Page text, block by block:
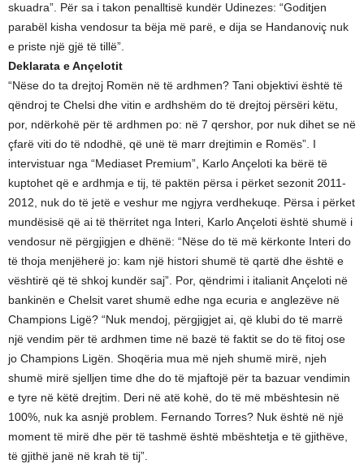
skuadra”. Për sa i takon penalltisë kundër Udinezes: “Goditjen
parabël kisha vendosur ta bëja më parë, e dija se Handanoviç nuk
e priste një gjë të tillë”.
Deklarata e Ançelotit
“Nëse do ta drejtoj Romën në të ardhmen? Tani objektivi është të
qëndroj te Chelsi dhe vitin e ardhshëm do të drejtoj përsëri këtu,
por, ndërkohë për të ardhmen po: në 7 qershor, por nuk dihet se në
çfarë viti do të ndodhë, që unë të marr drejtimin e Romës”. I
intervistuar nga “Mediaset Premium”, Karlo Ançeloti ka bërë të
kuptohet që e ardhmja e tij, të paktën përsa i përket sezonit 2011-
2012, nuk do të jetë e veshur me ngjyra verdhekuqe. Përsa i përket
mundësisë që ai të thërritet nga Interi, Karlo Ançeloti është shumë i
vendosur në përgjigjen e dhënë: “Nëse do të më kërkonte Interi do
të thoja menjëherë jo: kam një histori shumë të qartë dhe është e
vështirë që të shkoj kundër saj”. Por, qëndrimi i italianit Ançeloti në
bankinën e Chelsit varet shumë edhe nga ecuria e anglezëve në
Champions Ligë? “Nuk mendoj, përgjigjet ai, që klubi do të marrë
një vendim për të ardhmen time në bazë të faktit se do të fitoj ose
jo Champions Ligën. Shoqëria mua më njeh shumë mirë, njeh
shumë mirë sjelljen time dhe do të mjaftojë për ta bazuar vendimin
e tyre në këtë drejtim. Deri në atë kohë, do të më mbështesin në
100%, nuk ka asnjë problem. Fernando Torres? Nuk është në një
moment të mirë dhe për të tashmë është mbështetja e të gjithëve,
të gjithë janë në krah të tij”.